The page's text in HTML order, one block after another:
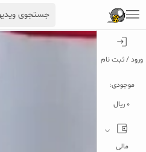
ورود / ثبت نام
موجودی:
0 ریال
مالی